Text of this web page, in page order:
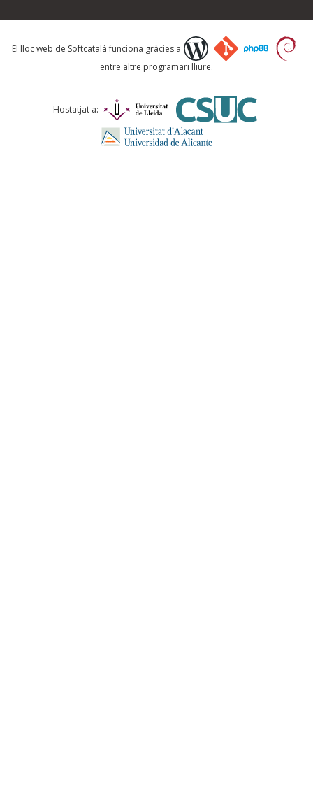
Què proposeu?
Comentari *
El lloc web de Softcatalà funciona gràcies a
entre altre programari lliure.
Hostatjat a: